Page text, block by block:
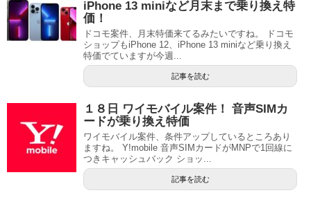
iPhone 13 miniなど月末まで乗り換え特
価！
ドコモ案件、月末特価来てるみたいですね。 ドコモ
ショップもiPhone 12、iPhone 13 miniなど乗り換え
特価でていますが今週...
記事を読む
１８日 ワイモバイル案件！ 音声SIMカ
ードが乗り換え特価
ワイモバイル案件、条件アップしているところあり
ますね。 Y!mobile 音声SIMカードがMNPで1回線に
つきキャッシュバック ショッ...
記事を読む